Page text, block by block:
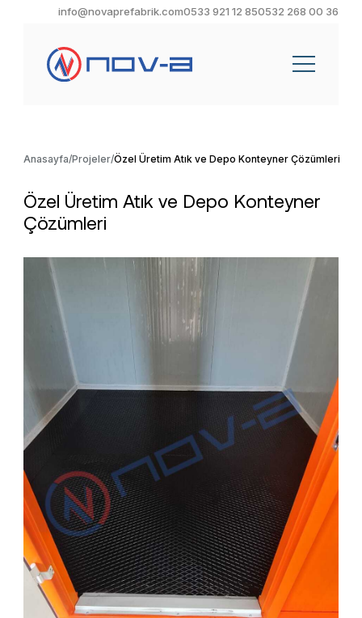
info@novaprefabrik.com0533 921 12 850532 268 00 36
Anasayfa Projeler Özel Üretim Atık ve Depo Konteyner Çözümleri
Özel Üretim Atık ve Depo Konteyner
Çözümleri